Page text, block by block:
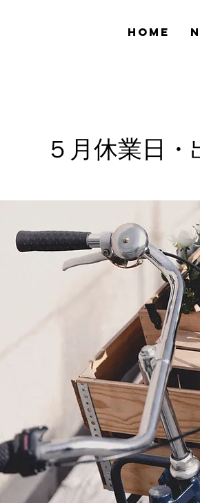
Home
５月休業日